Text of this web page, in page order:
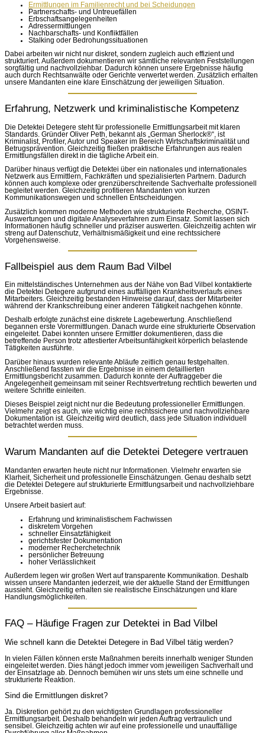
Ermittlungen im Familienrecht und bei Scheidungen
Partnerschafts- und Untreuefällen
Erbschaftsangelegenheiten
Adressermittlungen
Nachbarschafts- und Konfliktfällen
Stalking oder Bedrohungssituationen
Dabei arbeiten wir nicht nur diskret, sondern zugleich auch effizient und
strukturiert. Außerdem dokumentieren wir sämtliche relevanten Feststellungen
sorgfältig und nachvollziehbar. Dadurch können unsere Ergebnisse häufig
auch durch Rechtsanwälte oder Gerichte verwertet werden. Zusätzlich erhalten
unsere Mandanten eine klare Einschätzung der jeweiligen Situation.
Erfahrung, Netzwerk und kriminalistische Kompetenz
Die Detektei Detegere steht für professionelle Ermittlungsarbeit mit klaren
Standards. Gründer Oliver Peth, bekannt als „German Sherlock®“, ist
Kriminalist, Profiler, Autor und Speaker im Bereich Wirtschaftskriminalität und
Betrugsprävention. Gleichzeitig fließen praktische Erfahrungen aus realen
Ermittlungsfällen direkt in die tägliche Arbeit ein.
Darüber hinaus verfügt die Detektei über ein nationales und internationales
Netzwerk aus Ermittlern, Fachkräften und spezialisierten Partnern. Dadurch
können auch komplexe oder grenzüberschreitende Sachverhalte professionell
begleitet werden. Gleichzeitig profitieren Mandanten von kurzen
Kommunikationswegen und schnellen Entscheidungen.
Zusätzlich kommen moderne Methoden wie strukturierte Recherche, OSINT-
Auswertungen und digitale Analyseverfahren zum Einsatz. Somit lassen sich
Informationen häufig schneller und präziser auswerten. Gleichzeitig achten wir
streng auf Datenschutz, Verhältnismäßigkeit und eine rechtssichere
Vorgehensweise.
Fallbeispiel aus dem Raum Bad Vilbel
Ein mittelständisches Unternehmen aus der Nähe von Bad Vilbel kontaktierte
die Detektei Detegere aufgrund eines auffälligen Krankheitsverlaufs eines
Mitarbeiters. Gleichzeitig bestanden Hinweise darauf, dass der Mitarbeiter
während der Krankschreibung einer anderen Tätigkeit nachgehen könnte.
Deshalb erfolgte zunächst eine diskrete Lagebewertung. Anschließend
begannen erste Vorermittlungen. Danach wurde eine strukturierte Observation
eingeleitet. Dabei konnten unsere Ermittler dokumentieren, dass die
betreffende Person trotz attestierter Arbeitsunfähigkeit körperlich belastende
Tätigkeiten ausführte.
Darüber hinaus wurden relevante Abläufe zeitlich genau festgehalten.
Anschließend fassten wir die Ergebnisse in einem detaillierten
Ermittlungsbericht zusammen. Dadurch konnte der Auftraggeber die
Angelegenheit gemeinsam mit seiner Rechtsvertretung rechtlich bewerten und
weitere Schritte einleiten.
Dieses Beispiel zeigt nicht nur die Bedeutung professioneller Ermittlungen.
Vielmehr zeigt es auch, wie wichtig eine rechtssichere und nachvollziehbare
Dokumentation ist. Gleichzeitig wird deutlich, dass jede Situation individuell
betrachtet werden muss.
Warum Mandanten auf die Detektei Detegere vertrauen
Mandanten erwarten heute nicht nur Informationen. Vielmehr erwarten sie
Klarheit, Sicherheit und professionelle Einschätzungen. Genau deshalb setzt
die Detektei Detegere auf strukturierte Ermittlungsarbeit und nachvollziehbare
Ergebnisse.
Unsere Arbeit basiert auf:
Erfahrung und kriminalistischem Fachwissen
diskretem Vorgehen
schneller Einsatzfähigkeit
gerichtsfester Dokumentation
moderner Recherchetechnik
persönlicher Betreuung
hoher Verlässlichkeit
Außerdem legen wir großen Wert auf transparente Kommunikation. Deshalb
wissen unsere Mandanten jederzeit, wie der aktuelle Stand der Ermittlungen
aussieht. Gleichzeitig erhalten sie realistische Einschätzungen und klare
Handlungsmöglichkeiten.
FAQ – Häufige Fragen zur Detektei in Bad Vilbel
Wie schnell kann die Detektei Detegere in Bad Vilbel tätig werden?
In vielen Fällen können erste Maßnahmen bereits innerhalb weniger Stunden
eingeleitet werden. Dies hängt jedoch immer vom jeweiligen Sachverhalt und
der Einsatzlage ab. Dennoch bemühen wir uns stets um eine schnelle und
strukturierte Reaktion.
Sind die Ermittlungen diskret?
Ja. Diskretion gehört zu den wichtigsten Grundlagen professioneller
Ermittlungsarbeit. Deshalb behandeln wir jeden Auftrag vertraulich und
sensibel. Gleichzeitig achten wir auf eine professionelle und unauffällige